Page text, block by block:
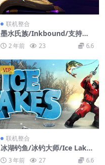
联机整合
墨水氏族/Inkbound/支持网
络联机
2 年前 23 6.6
VIP
联机整合
冰湖钓鱼/冰钓大师/Ice Lake
s/支持网络联机
3 年前 27 6.6